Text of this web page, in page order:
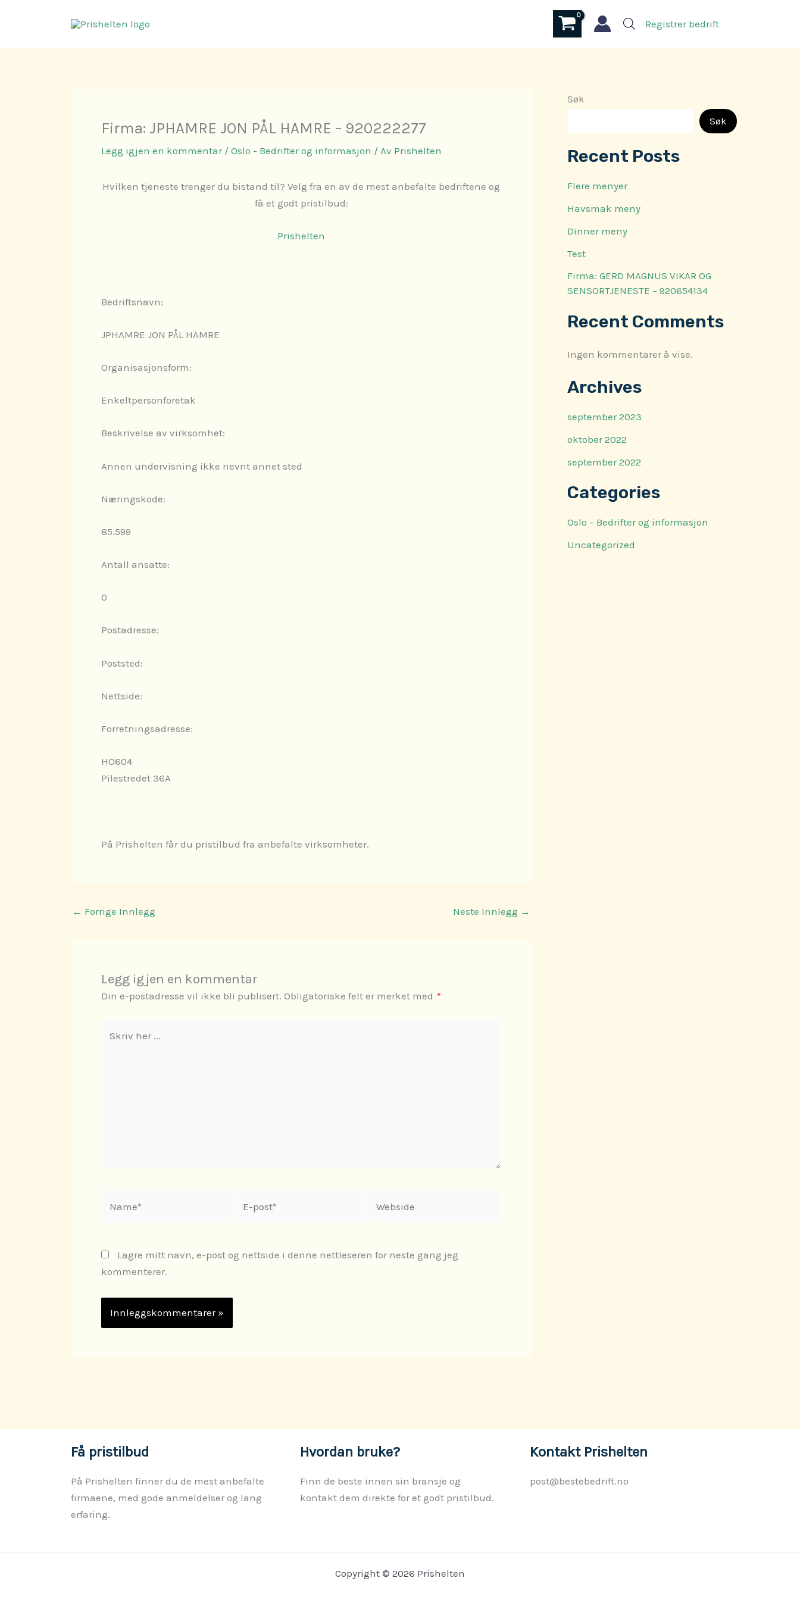
Registrer bedrift
Firma: JPHAMRE JON PÅL HAMRE – 920222277
Legg igjen en kommentar / Oslo - Bedrifter og informasjon / Av Prishelten
Hvilken tjeneste trenger du bistand til? Velg fra en av de mest anbefalte bedriftene og
få et godt pristilbud:
Prishelten
Bedriftsnavn:
JPHAMRE JON PÅL HAMRE
Organisasjonsform:
Enkeltpersonforetak
Beskrivelse av virksomhet:
Annen undervisning ikke nevnt annet sted
Næringskode:
85.599
Antall ansatte:
0
Postadresse:
Poststed:
Nettside:
Forretningsadresse:
HO604
Pilestredet 36A
På Prishelten får du pristilbud fra anbefalte virksomheter.
← Forrige Innlegg Neste Innlegg →
Legg igjen en kommentar
Din e-postadresse vil ikke bli publisert. Obligatoriske felt er merket med *
post*
Lagre mitt navn, e-post og nettside i denne nettleseren for neste gang jeg
kommenterer.
Søk
Søk
Recent Posts
Flere menyer
Havsmak meny
Dinner meny
Test
Firma: GERD MAGNUS VIKAR OG
SENSORTJENESTE – 920654134
Recent Comments
Ingen kommentarer å vise.
Archives
september 2023
oktober 2022
september 2022
Categories
Oslo – Bedrifter og informasjon
Uncategorized
Få pristilbud
På Prishelten finner du de mest anbefalte
firmaene, med gode anmeldelser og lang
erfaring.
Hvordan bruke?
Finn de beste innen sin bransje og
kontakt dem direkte for et godt pristilbud.
Kontakt Prishelten
post@bestebedrift.no
Copyright © 2026 Prishelten